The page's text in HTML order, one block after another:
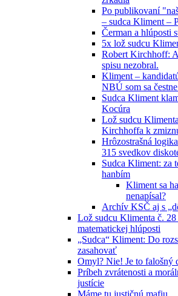
Po publikovaní
– sudca Kliment –
Čerman a hlúposti
5x lož sudcu
Robert Kirchhoff:
spisu nezobral.
Kliment –
NBÚ som sa
Sudca Kliment
Kocúra
Lož sudcu
Kirchhoffa k
Hrôzostrašná
315 svedkov
Sudca Kliment: za
hanbím
Kliment sa
nenapísal?
Archív KSČ aj s
Lož sudcu Klimenta č. 28
matematickej hlúposti
„Sudca“ Kliment: Do
zasahovať
Omyl? Nie! Je to falošný
Príbeh zvrátenosti a
justície
Máme tu justičnú mafiu